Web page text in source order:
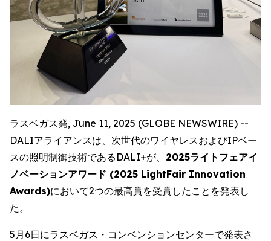
ラスベガス発, June 11, 2025 (GLOBE NEWSWIRE) --
DALIアライアンスは、次世代のワイヤレスおよびIPベー
スの照明制御技術であるDALI+が、 2025ライトフェアイ
ノベーションアワード (2025 LightFair Innovation
Awards)において2つの最高賞を受賞したことを発表し
た。
5月6日にラスベガス・コンベンションセンターで発表さ